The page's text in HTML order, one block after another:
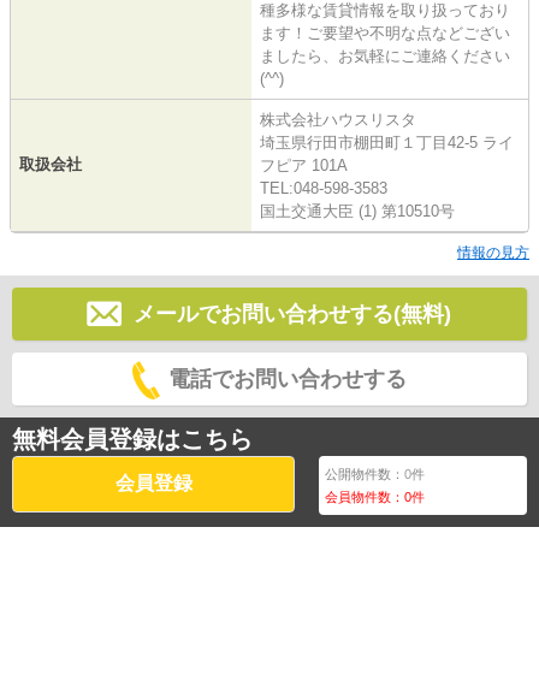
種多様な賃貸情報を取り扱っており
ます！ご要望や不明な点などござい
ましたら、お気軽にご連絡ください
(^^)
取扱会社
株式会社ハウスリスタ
埼玉県行田市棚田町１丁目42-5 ライ
フピア 101A
TEL:048-598-3583
国土交通大臣 (1) 第10510号
情報の見方
メールでお問い合わせする(無料)
電話でお問い合わせする
無料会員登録はこちら
会員登録 公開物件数：0件
会員物件数：0件